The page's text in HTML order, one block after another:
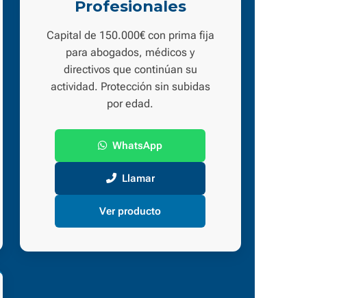
Profesionales
Capital de 150.000€ con prima fija
para abogados, médicos y
directivos que continúan su
actividad. Protección sin subidas
por edad.
WhatsApp
Llamar
Ver producto